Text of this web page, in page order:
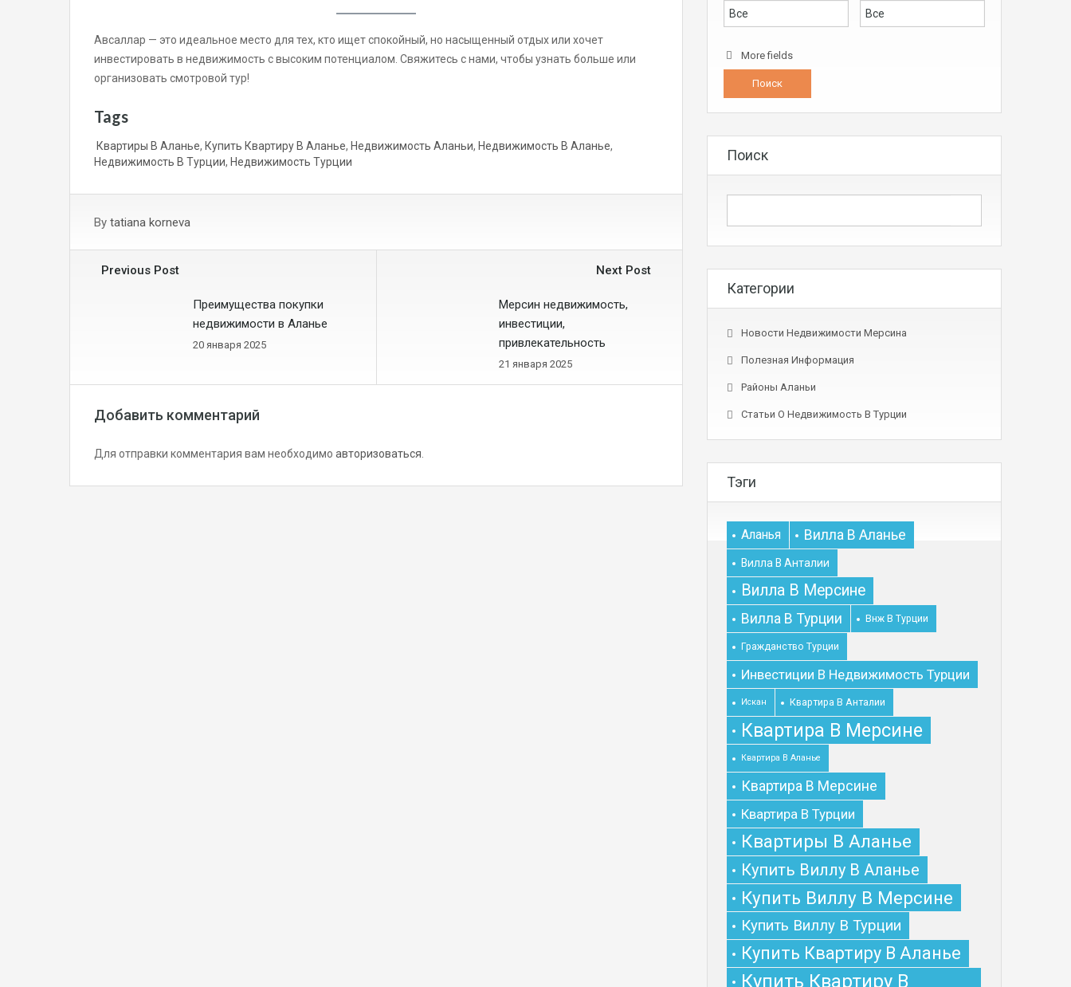
Авсаллар — это идеальное место для тех, кто ищет спокойный, но насыщенный отдых или хочет
инвестировать в недвижимость с высоким потенциалом. Свяжитесь с нами, чтобы узнать больше или
организовать смотровой тур!
Tags
Квартиры В Аланье, Купить Квартиру В Аланье, Недвижимость Аланьи, Недвижимость В Аланье,
Недвижимость В Турции, Недвижимость Турции
By tatiana korneva
Previous Post
Преимущества покупки
недвижимости в Аланье
20 января 2025
Next Post
Мерсин недвижимость,
инвестиции,
привлекательность
21 января 2025
Добавить комментарий
Для отправки комментария вам необходимо авторизоваться.
More fields
Поиск
Категории
Новости Недвижимости Мерсина
Полезная Информация
Районы Аланьи
Статьи О Недвижимость В Турции
Тэги
Аланья Вилла В Аланье
Вилла В Анталии
Вилла В Мерсине
Вилла В Турции Внж В Турции
Гражданство Турции
Инвестиции В Недвижимость Турции
Искан Квартира В Анталии
Квартира В Мерсине
Квартира В Аланье
Квартира В Мерсине
Квартира В Турции
Квартиры В Аланье
Купить Виллу В Аланье
Купить Виллу В Мерсине
Купить Виллу В Турции
Купить Квартиру В Аланье
Купить Квартиру В